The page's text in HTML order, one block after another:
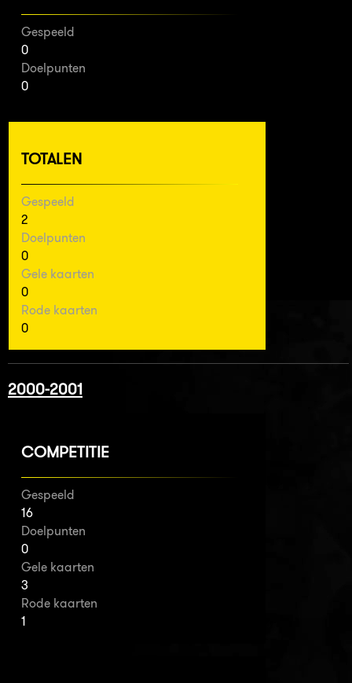
Gespeeld
0
Doelpunten
0
TOTALEN
Gespeeld
2
Doelpunten
0
Gele kaarten
0
Rode kaarten
0
2000-2001
COMPETITIE
Gespeeld
16
Doelpunten
0
Gele kaarten
3
Rode kaarten
1